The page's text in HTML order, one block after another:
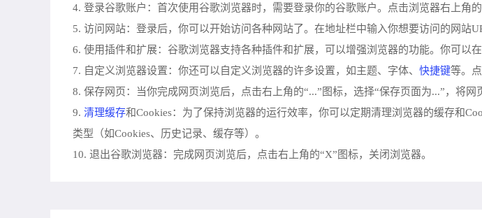
4. 登录谷歌账户：首次使用谷歌浏览器时，需要登录你的谷歌账户。点击浏览器右上角
5. 访问网站：登录后，你可以开始访问各种网站了。在地址栏中输入你想要访问的网站
6. 使用插件和扩展：谷歌浏览器支持各种插件和扩展，可以增强浏览器的功能。你可以
7. 自定义浏览器设置：你还可以自定义浏览器的许多设置，如主题、字体、 快捷键等。
8. 保存网页：当你完成网页浏览后，点击右上角的“...”图标，选择“保存页面为...”，将
9. 清理缓存和Cookies：为了保持浏览器的运行效率，你可以定期清理浏览器的缓存和
类型（如Cookies、历史记录、缓存等）。
10. 退出谷歌浏览器：完成网页浏览后，点击右上角的“X”图标，关闭浏览器。